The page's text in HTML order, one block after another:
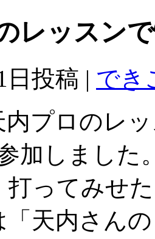
レッスン
日投稿 | でき
内プロのレ
加しまし
打ってみせ
「天内さん